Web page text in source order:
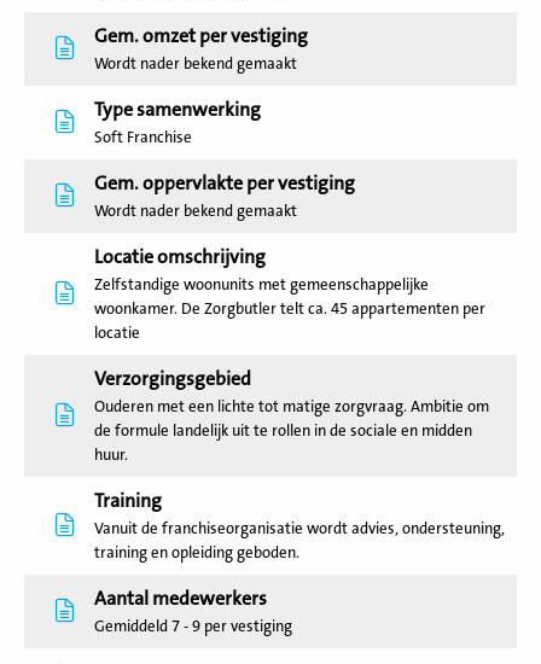
Gem. omzet per vestiging
Wordt nader bekend gemaakt
Type samenwerking
Soft Franchise
Gem. oppervlakte per vestiging
Wordt nader bekend gemaakt
Locatie omschrijving
Zelfstandige woonunits met gemeenschappelijke
woonkamer. De Zorgbutler telt ca. 45 appartementen per
locatie
Verzorgingsgebied
Ouderen met een lichte tot matige zorgvraag. Ambitie om
de formule landelijk uit te rollen in de sociale en midden
huur.
Training
Vanuit de franchiseorganisatie wordt advies, ondersteuning,
training en opleiding geboden.
Aantal medewerkers
Gemiddeld 7 - 9 per vestiging